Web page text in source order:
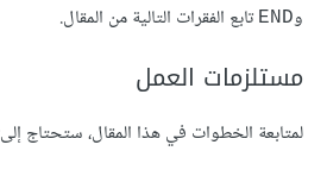
وEND تابع الفقرات التالية من المقال.
مستلزمات العمل
لمتابعة الخطوات في هذا المقال، ستحتاج